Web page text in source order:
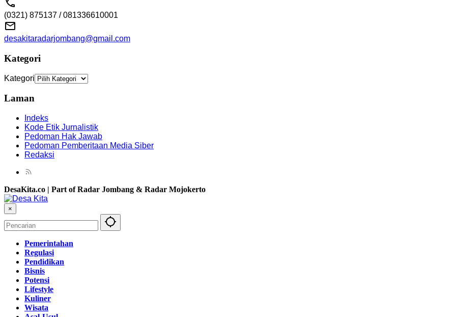
(0321) 875137 / 081336610001
desakitaradarjombang@gmail.com
Kategori
Kategori
Laman
Indeks
Kode Etik Jurnalistik
Pedoman Hak Jawab
Pedoman Pemberitaan Media Siber
Redaksi
DesaKita.co | Part of Radar Jombang & Radar Mojokerto
×
Pemerintahan
Regulasi
Pendidikan
Bisnis
Potensi
Lifestyle
Kuliner
Wisata